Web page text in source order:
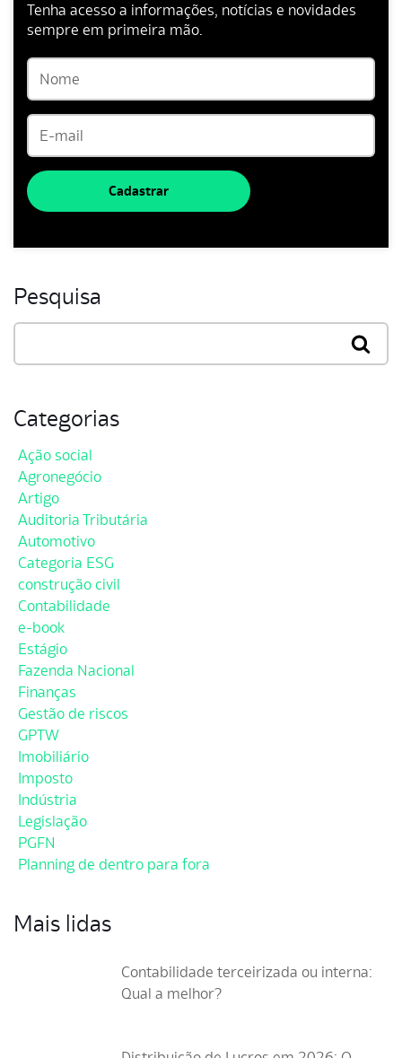
Tenha acesso a informações, notícias e novidades
sempre em primeira mão.
Cadastrar
Pesquisa
Categorias
Ação social
Agronegócio
Artigo
Auditoria Tributária
Automotivo
Categoria ESG
construção civil
Contabilidade
e-book
Estágio
Fazenda Nacional
Finanças
Gestão de riscos
GPTW
Imobiliário
Imposto
Indústria
Legislação
PGFN
Planning de dentro para fora
Mais lidas
Contabilidade terceirizada ou interna:
Qual a melhor?